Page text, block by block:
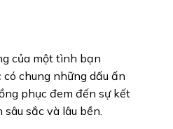
của một tình bạn
chung những dấu ấn
phục đem đến sự kết
sắc và lâu bền.